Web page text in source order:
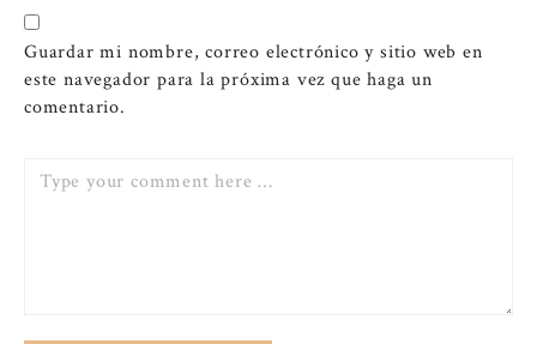
Guardar mi nombre, correo electrónico y sitio web en
este navegador para la próxima vez que haga un
comentario.
Comment